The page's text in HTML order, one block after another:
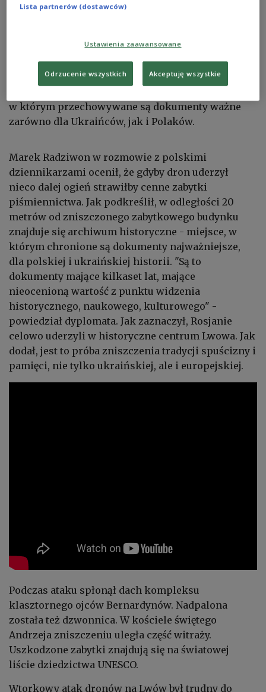
ocenia konsul generalny RP we Lwowie
Radziwon. Wtorkowe uderzenie bezzałogowca
uszkodziło klasztor i kościół Bernardynów.
w którym przechowywane są dokumenty ważne
zarówno dla Ukraińców, jak i Polaków.
Marek Radziwon w rozmowie z polskimi
dziennikarzami ocenił, że gdyby dron uderzył
nieco dalej ogień strawiłby cenne zabytki
piśmiennictwa. Jak podkreślił, w odległości 20
metrów od zniszczonego zabytkowego budynku
znajduje się archiwum historyczne - miejsce, w
którym chronione są dokumenty najważniejsze,
dla polskiej i ukraińskiej historii. "Są to
dokumenty mające kilkaset lat, mające
nieocenioną wartość z punktu widzenia
historycznego, naukowego, kulturowego" -
powiedział dyplomata. Jak zaznaczył, Rosjanie
celowo uderzyli w historyczne centrum Lwowa. Jak
dodał, jest to próba zniszczenia tradycji spuścizny i
pamięci, nie tylko ukraińskiej, ale i europejskiej.
Podczas ataku spłonął dach kompleksu
klasztornego ojców Bernardynów. Nadpalona
została też dzwonnica. W kościele świętego
Andrzeja zniszczeniu uległa część witraży.
Uszkodzone zabytki znajdują się na światowej
liście dziedzictwa UNESCO.
Wtorkowy atak dronów na Lwów był trudny do
Lista partnerów (dostawców)
Ustawienia zaawansowane
Odrzucenie wszystkich Akceptuję wszystkie